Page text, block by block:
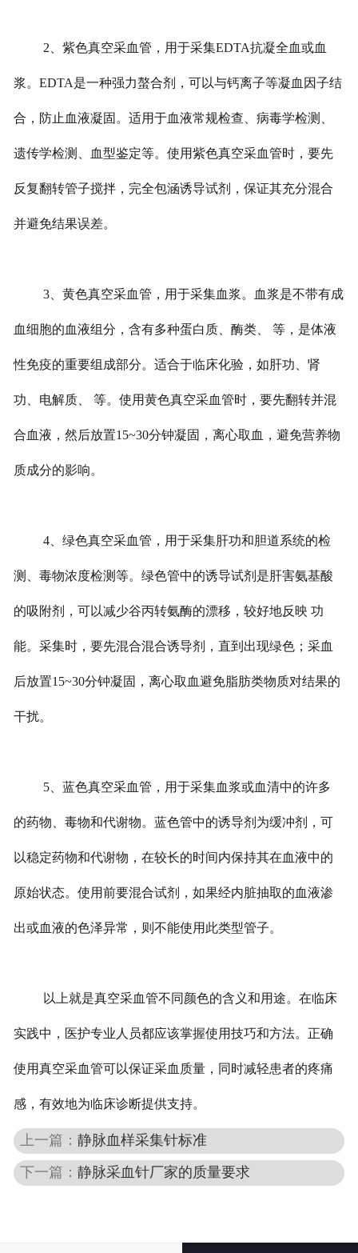
2、紫色真空采血管，用于采集EDTA抗凝全血或血
浆。EDTA是一种强力螯合剂，可以与钙离子等凝血因子结
合，防止血液凝固。适用于血液常规检查、病毒学检测、
遗传学检测、血型鉴定等。使用紫色真空采血管时，要先
反复翻转管子搅拌，完全包涵诱导试剂，保证其充分混合
并避免结果误差。
3、黄色真空采血管，用于采集血浆。血浆是不带有成
血细胞的血液组分，含有多种蛋白质、酶类、 等，是体液
性免疫的重要组成部分。适合于临床化验，如肝功、肾
功、电解质、 等。使用黄色真空采血管时，要先翻转并混
合血液，然后放置15~30分钟凝固，离心取血，避免营养物
质成分的影响。
4、绿色真空采血管，用于采集肝功和胆道系统的检
测、毒物浓度检测等。绿色管中的诱导试剂是肝害氨基酸
的吸附剂，可以减少谷丙转氨酶的漂移，较好地反映 功
能。采集时，要先混合混合诱导剂，直到出现绿色；采血
后放置15~30分钟凝固，离心取血避免脂肪类物质对结果的
干扰。
5、蓝色真空采血管，用于采集血浆或血清中的许多
的药物、毒物和代谢物。蓝色管中的诱导剂为缓冲剂，可
以稳定药物和代谢物，在较长的时间内保持其在血液中的
原始状态。使用前要混合试剂，如果经内脏抽取的血液渗
出或血液的色泽异常，则不能使用此类型管子。
以上就是真空采血管不同颜色的含义和用途。在临床
实践中，医护专业人员都应该掌握使用技巧和方法。正确
使用真空采血管可以保证采血质量，同时减轻患者的疼痛
感，有效地为临床诊断提供支持。
上一篇：静脉血样采集针标准
下一篇：静脉采血针厂家的质量要求